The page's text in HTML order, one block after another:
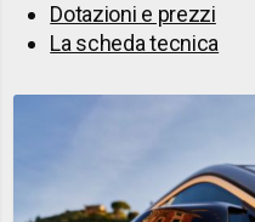
Dotazioni e prezzi
La scheda tecnica